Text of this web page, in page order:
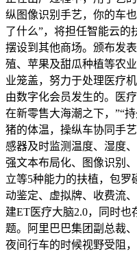
纵图像识别手艺，你的车
了什么”，将担任智能云的
摆设到其他商场。颁布发
殖、苹果及甜瓜种植等农
业笼盖，努力于处理医疗
由数字化会员发生的。医
在新零售大海潮之下，”“
猪的体温，操纵车协同手
感器及时监测温度、湿度
强文本布局化、图像识别
立等5种能力的扶植，包罗
动鉴定、虚拟牌、收费流
建ET医疗大脑2.0，同时也
题。阿里巴巴集团副总裁
夜间行车的时候视野受阻